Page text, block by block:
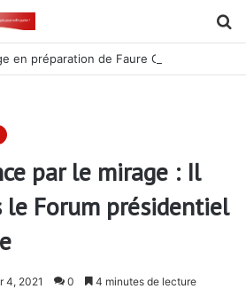
par le mirage : Il
Forum présidentiel
4, 2021 0 4 minutes de lecture